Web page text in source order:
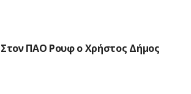
Στον ΠΑΟ Ρουφ ο Χρήστος Δήμος